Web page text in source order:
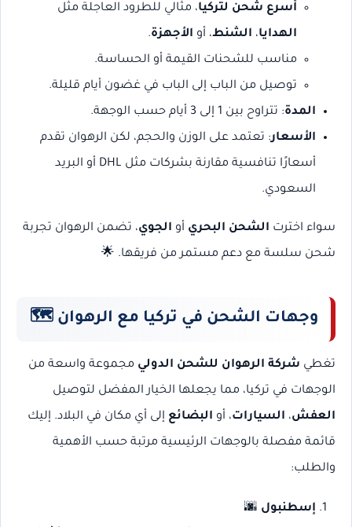
أسرع شحن لتركيا، مثالي للطرود العاجلة مثل
الهدايا، الشنط، أو الأجهزة.
مناسب للشحنات القيمة أو الحساسة.
توصيل من الباب إلى الباب في غضون أيام قليلة.
المدة: تتراوح بين 1 إلى 3 أيام حسب الوجهة.
الأسعار: تعتمد على الوزن والحجم، لكن الرهوان تقدم
أسعارًا تنافسية مقارنة بشركات مثل DHL أو البريد
السعودي.
سواء اخترت الشحن البحري أو الجوي، تضمن الرهوان تجربة
شحن سلسة مع دعم مستمر من فريقها. 🌟
وجهات الشحن في تركيا مع الرهوان 🗺️
تغطي شركة الرهوان للشحن الدولي مجموعة واسعة من
الوجهات في تركيا، مما يجعلها الخيار المفضل لتوصيل
العفش، السيارات، أو البضائع إلى أي مكان في البلاد. إليك
قائمة مفصلة بالوجهات الرئيسية مرتبة حسب الأهمية
والطلب:
إسطنبول 🌆